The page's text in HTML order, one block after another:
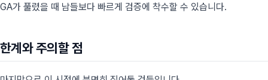
GA가 풀렸을 때 남들보다 빠르게 검증에 착수할 수 있습니다.
한계와 주의할 점